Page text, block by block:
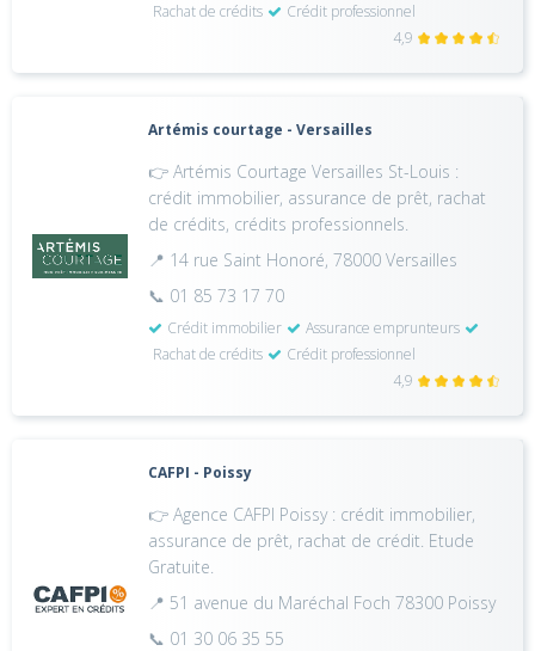
Rachat de crédits
Crédit professionnel
4,9
Artémis courtage - Versailles
👉 Artémis Courtage Versailles St-Louis :
crédit immobilier, assurance de prêt, rachat
de crédits, crédits professionnels.
📍 14 rue Saint Honoré, 78000 Versailles
📞 01 85 73 17 70
Crédit immobilier
Assurance emprunteurs
Rachat de crédits
Crédit professionnel
4,9
CAFPI - Poissy
👉 Agence CAFPI Poissy : crédit immobilier,
assurance de prêt, rachat de crédit. Etude
Gratuite.
📍 51 avenue du Maréchal Foch 78300 Poissy
📞 01 30 06 35 55